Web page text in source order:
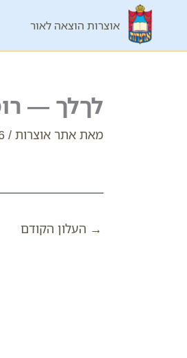
אוצרות הוצאה לאור
לךלך —
מאת אתר אוצרות /
→ העלון הקודם